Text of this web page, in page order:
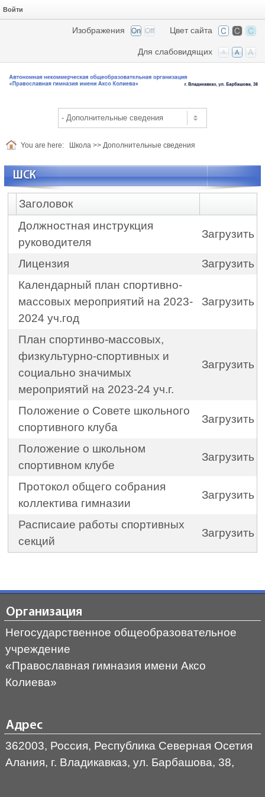
Войти
Цвет сайта
Изображения
Для слабовидящих
You are here: Школа >> Дополнительные сведения
ШСК
Заголовок
Должностная инструкция
руководителя
Загрузить
Лицензия
Загрузить
Календарный план спортивно-
массовых мероприятий на 2023-
2024 уч.год
Загрузить
План спортинво-массовых,
физкультурно-спортивных и
социально значимых
мероприятий на 2023-24 уч.г.
Загрузить
Положение о Совете школьного
спортивного клуба
Загрузить
Положение о школьном
спортивном клубе
Загрузить
Протокол общего собрания
коллектива гимназии
Загрузить
Расписаие работы спортивных
секций
Загрузить
Организация
Негосударственное общеобразовательное
учреждение
«Православная гимназия имени Аксо
Колиева»
Адрес
362003, Россия, Республика Северная Осетия
Алания, г. Владикавказ, ул. Барбашова, 38,